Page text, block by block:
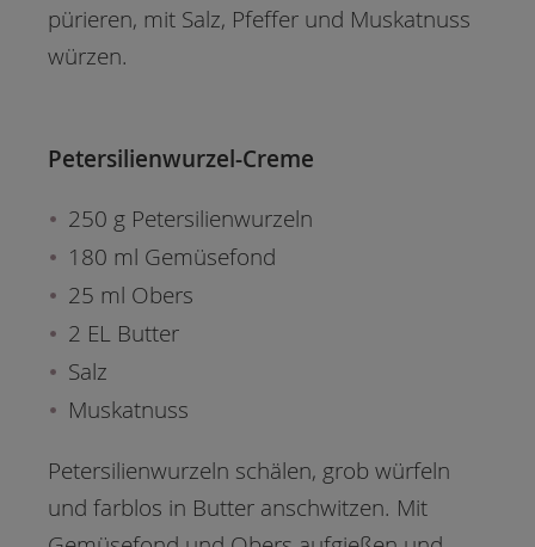
pürieren, mit Salz, Pfeffer und Muskatnuss
würzen.
Petersilienwurzel-Creme
250 g Petersilienwurzeln
180 ml Gemüsefond
25 ml Obers
2 EL Butter
Salz
Muskatnuss
Petersilienwurzeln schälen, grob würfeln
und farblos in Butter anschwitzen. Mit